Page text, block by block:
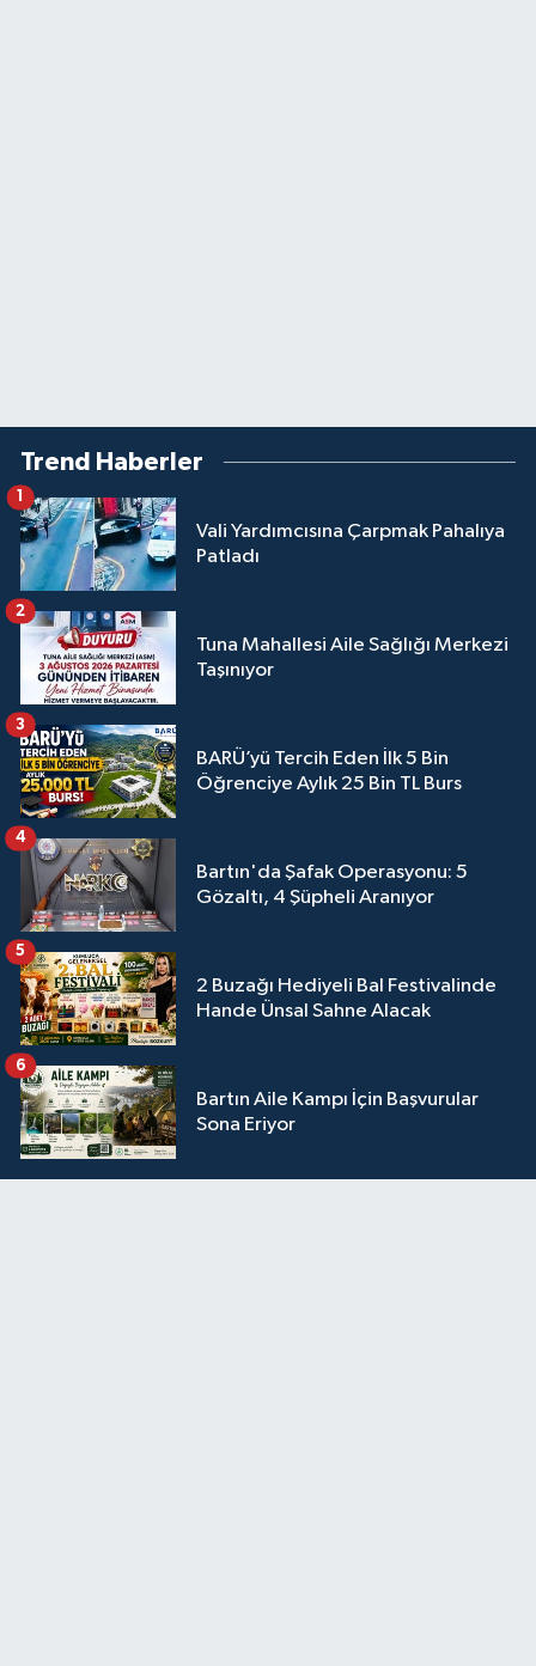
Trend Haberler
Vali Yardımcısına Çarpmak Pahalıya
Patladı
Tuna Mahallesi Aile Sağlığı Merkezi
Taşınıyor
2
BARÜ’yü Tercih Eden İlk 5 Bin
Öğrenciye Aylık 25 Bin TL Burs
3
Bartın'da Şafak Operasyonu: 5
Gözaltı, 4 Şüpheli Aranıyor
4
2 Buzağı Hediyeli Bal Festivalinde
Hande Ünsal Sahne Alacak
5
Bartın Aile Kampı İçin Başvurular
Sona Eriyor
6